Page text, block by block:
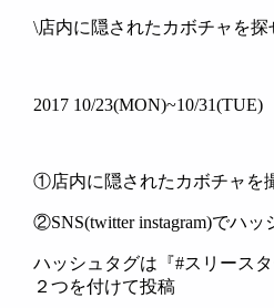
\店内に隠されたカボチャを探
2017 10/23(MON)~10/31(TUE)
①店内に隠されたカボチャを
②SNS(twitter instagram)でハ
ハッシュタグは『#スリース
２つを付けて投稿